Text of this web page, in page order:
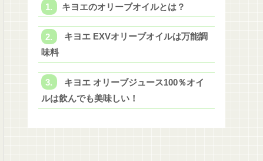
キヨエのオリーブオイルとは？
キヨエ EXVオリーブオイルは万能調
味料
キヨエ オリーブジュース100％オイ
ルは飲んでも美味しい！